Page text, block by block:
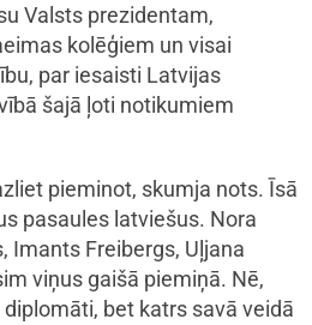
Valsts prezidentam,
kolēģiem un visai
par iesaisti Latvijas
šajā ļoti notikumiem
pieminot, skumja nots. Īsā
pasaules latviešus. Nora
Imants Freibergs, Uļjana
viņus gaišā piemiņā. Nē,
bet katrs savā veidā